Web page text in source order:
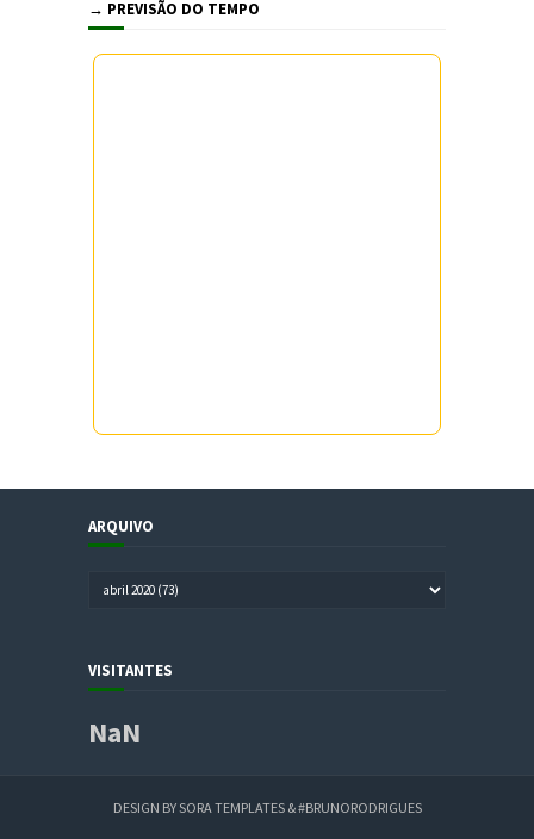
→ PREVISÃO DO TEMPO
ARQUIVO
VISITANTES
NaN
DESIGN BYSORA TEMPLATES&#BRUNORODRIGUES